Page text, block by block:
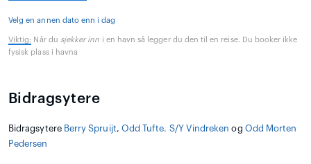
Velg en annen dato enn i dag
Viktig: Når du sjekker inn i en havn så legger du den til en reise. Du booker ikke
fysisk plass i havna
Bidragsytere
Bidragsytere Berry Spruijt, Odd Tufte. S/Y Vindreken og Odd Morten
Pedersen